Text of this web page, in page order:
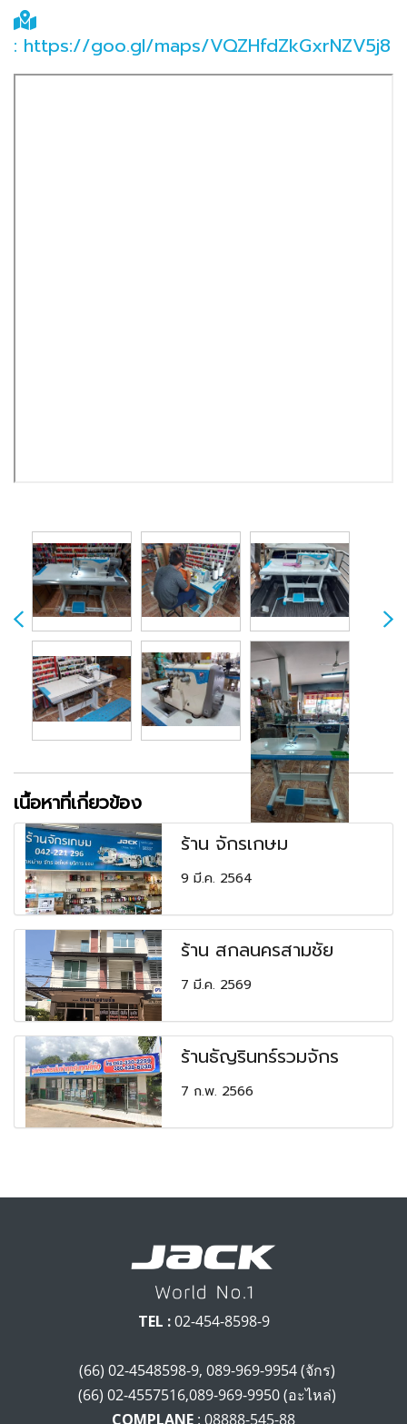
: https://goo.gl/maps/VQZHfdZkGxrNZV5j8
เนื้อหาที่เกี่ยวข้อง
ร้าน จักรเกษม
9 มี.ค. 2564
ร้าน สกลนครสามชัย
7 มี.ค. 2569
ร้านธัญรินทร์รวมจักร
7 ก.พ. 2566
TEL :02-454-8598-9
(66) 02-4548598-9, 089-969-9954 (จักร)
(66) 02-4557516,089-969-9950 (อะไหล่)
COMPLANE : 08888-545-88